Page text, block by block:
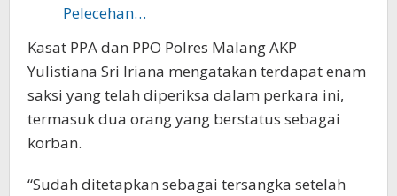
Pelecehan…
Kasat PPA dan PPO Polres Malang AKP
Yulistiana Sri Iriana mengatakan terdapat enam
saksi yang telah diperiksa dalam perkara ini,
termasuk dua orang yang berstatus sebagai
korban.
“Sudah ditetapkan sebagai tersangka setelah